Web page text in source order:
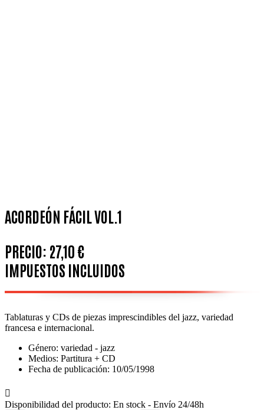
ACORDEÓN FÁCIL VOL.1
PRECIO: 27,10 €
IMPUESTOS INCLUIDOS
Tablaturas y CDs de piezas imprescindibles del jazz, variedad
francesa e internacional.
Género: variedad - jazz
Medios: Partitura + CD
Fecha de publicación: 10/05/1998

Disponibilidad del producto: En stock - Envío 24/48h